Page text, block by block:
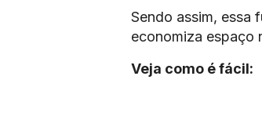
Sendo assim, essa
economiza espaço
Veja como é fácil: